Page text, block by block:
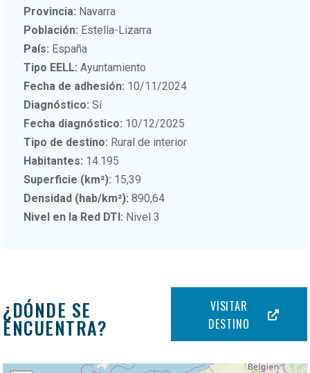
Provincia: Navarra
Población: Estella-Lizarra
País: España
Tipo EELL: Ayuntamiento
Fecha de adhesión: 10/11/2024
Diagnóstico: Sí
Fecha diagnóstico: 10/12/2025
Tipo de destino: Rural de interior
Habitantes: 14.195
Superficie (km²): 15,39
Densidad (hab/km²): 890,64
Nivel en la Red DTI: Nivel 3
¿DÓNDE SE
ENCUENTRA?
VISITAR
DESTINO